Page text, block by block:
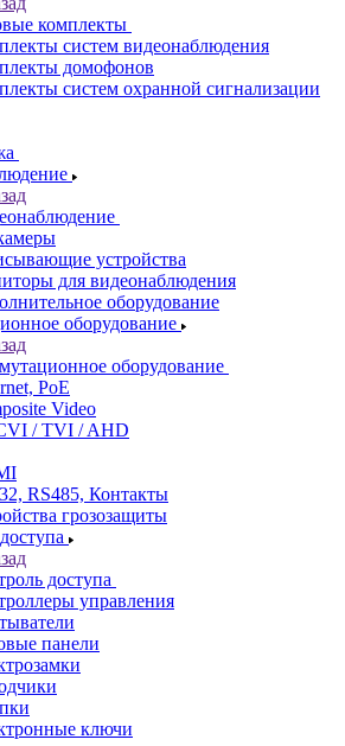
комплекты
систем видеонаблюдения
домофонов
систем охранной сигнализации
устройства
для видеонаблюдения
оборудование
оборудование
оборудование
PoE
Video
/ TVI / AHD
RS485, Контакты
грозозащиты
доступа
управления
панели
ключи